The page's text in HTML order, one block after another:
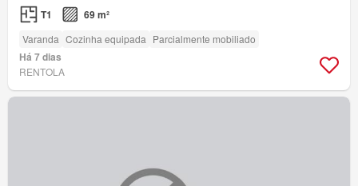
T1 69 m²
Varanda Cozinha equipada Parcialmente mobiliado
Há 7 dias
RENTOLA